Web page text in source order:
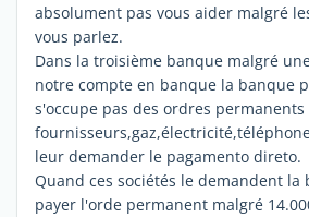
absolument pas vous aider malgré
vous parlez.
Dans la troisième banque malgré
notre compte en banque la banque
s'occupe pas des ordres
leur demander le pagamento direto.
Quand ces sociétés le demandent la
payer l'orde permanent malgré